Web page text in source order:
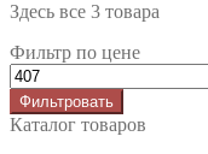
Здесь все 3 товара
Фильтр по цене
Фильтровать
Каталог товаров